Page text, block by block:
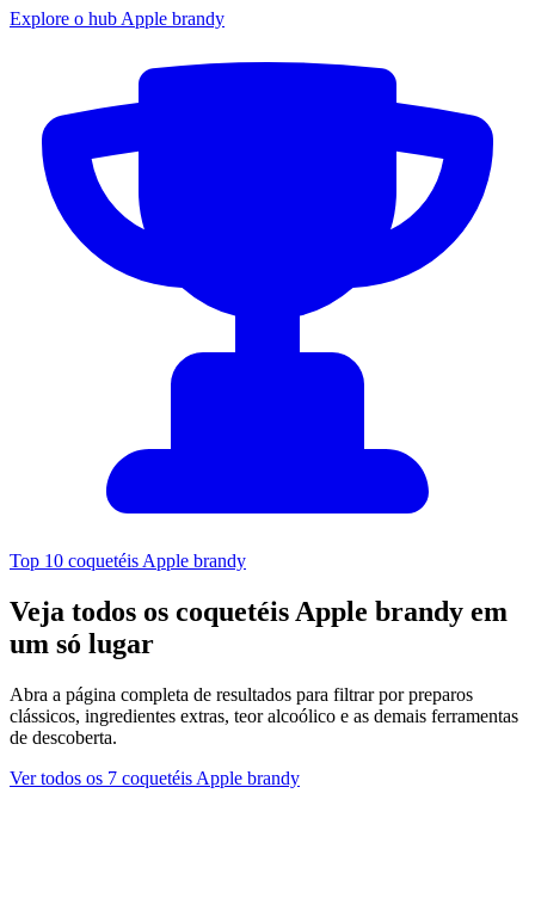
Explore o hub Apple brandy
Top 10 coquetéis Apple brandy
Veja todos os coquetéis Apple brandy em
um só lugar
Abra a página completa de resultados para filtrar por preparos
clássicos, ingredientes extras, teor alcoólico e as demais ferramentas
de descoberta.
Ver todos os 7 coquetéis Apple brandy